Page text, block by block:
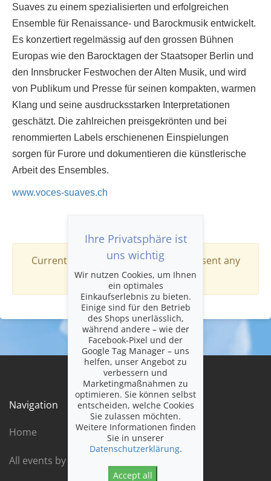
Suaves zu einem spezialisierten und erfolgreichen
Ensemble für Renaissance- und Barockmusik entwickelt.
Es konzertiert regelmässig auf den grossen Bühnen
Europas wie den Barocktagen der Staatsoper Berlin und
den Innsbrucker Festwochen der Alten Musik, und wird
von Publikum und Presse für seinen kompakten, warmen
Klang und seine ausdrucksstarken Interpretationen
geschätzt. Die zahlreichen preisgekrönten und bei
renommierten Labels erschienenen Einspielungen
sorgen für Furore und dokumentieren die künstlerische
Arbeit des Ensembles.
www.voces-suaves.ch
Currently this organiser does not present any
events.
Navigation
Home
All events by date
Ihre Privatsphäre ist
uns wichtig
Wir nutzen Cookies, um Ihnen
ein optimales
Einkaufserlebnis zu bieten.
Einige sind für den Betrieb
des Shops unerlässlich,
während andere – wie der
Facebook-Pixel und der
Google Tag Manager – uns
helfen, unser Angebot zu
verbessern und
Marketingmaßnahmen zu
optimieren. Sie können selbst
entscheiden, welche Cookies
Sie zulassen möchten.
Weitere Informationen finden
Sie in unserer
Datenschutzerklärung.
Accept all